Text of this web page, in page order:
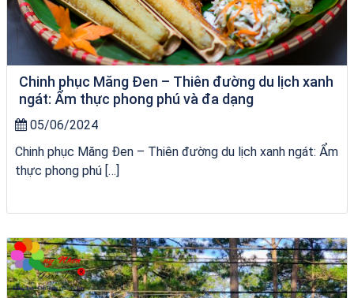
Chinh phục Măng Đen – Thiên đường du lịch xanh
ngát: Ẩm thực phong phú và đa dạng
05/06/2024
Chinh phục Măng Đen – Thiên đường du lịch xanh ngát: Ẩm
thực phong phú […]
tour ghép Hòn Khô